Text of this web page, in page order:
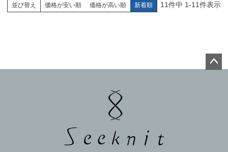
並び替え 価格が安い順 価格が高い順 新着順 11件中 1-11件表示